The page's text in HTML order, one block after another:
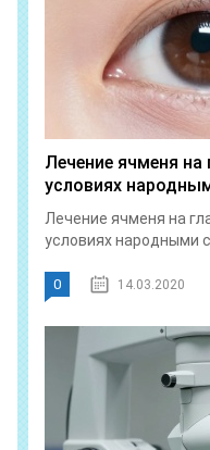
Лечение ячменя
условиях
Лечение ячменя на
условиях народными
0 14.03.2020